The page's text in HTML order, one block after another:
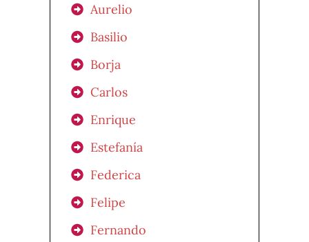
Aurelio
Basilio
Borja
Carlos
Enrique
Estefanía
Federica
Felipe
Fernando